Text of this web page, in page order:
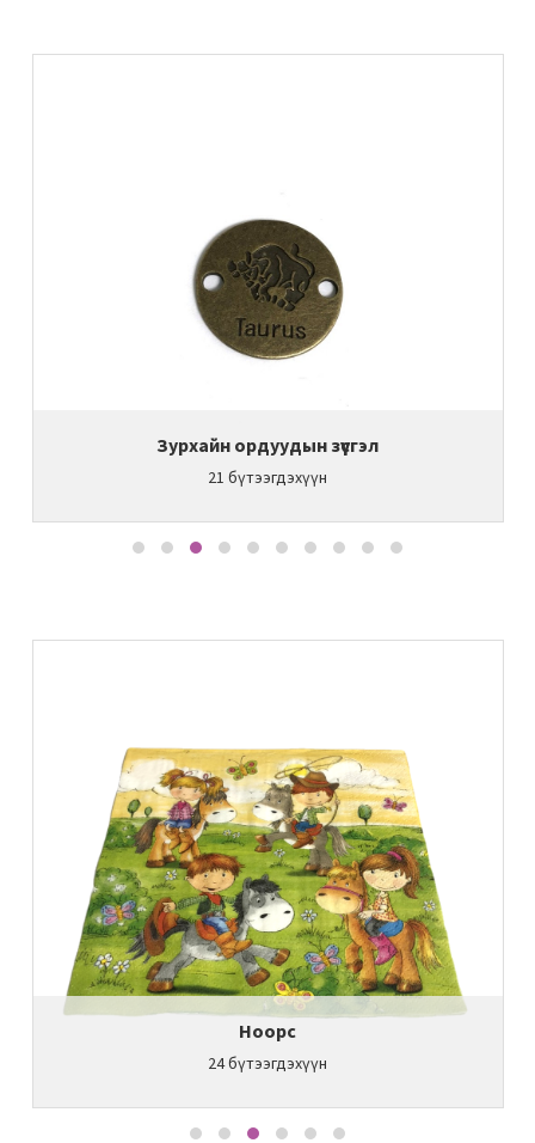
Зурхайн ордуудын зүүсгэл
21 бүтээгдэхүүн
Ноорс
24бүтээгдэхүүн